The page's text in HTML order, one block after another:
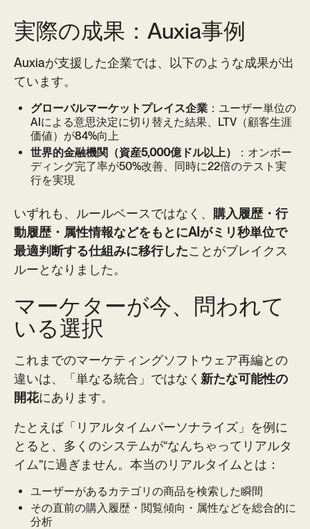
実際の成果：Auxia事例
Auxiaが支援した企業では、以下のような成果が出
ています。
グローバルマーケットプレイス企業 ：ユーザー単位の
AIによる意思決定に切り替えた結果、LTV（顧客生涯
価値）が84%向上
世界的金融機関（資産5,000億ドル以上）
：オンボー
ディング完了率が50%改善、同時に22倍のテスト実
行を実現
いずれも、ルールベースではなく、 購入履歴・行
動履歴・属性情報などをもとにAIがミリ秒単位で
最適判断する仕組みに移行したことがブレイクス
ルーとなりました。
マーケターが今、問われて
いる選択
これまでのマーケティングソフトウェア再編との
違いは、「単なる統合」ではなく 新たな可能性の
開花にあります。
たとえば「リアルタイムパーソナライズ」を例に
とると、多くのシステムが“なんちゃってリアルタ
イム”に過ぎません。本当のリアルタイムとは：
ユーザーがあるカテゴリの商品を検索した瞬間
その直前の購入履歴・閲覧傾向・属性などを総合的に
分析